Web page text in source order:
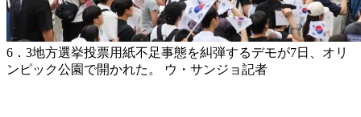
6．3地方選挙投票用紙不足事態を糾弾するデモが7日、オリ
ンピック公園で開かれた。 ウ・サンジョ記者